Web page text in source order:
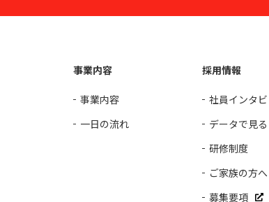
事業内容
事業内容
一日の流れ
採用情報
社員インタ
データで見る
研修制度
ご家族の方へ
募集要項